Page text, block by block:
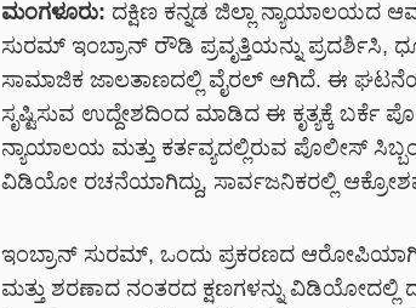
ಮಂಗಳೂರು: ದಕ್ಷಿಣ ಕನ್ನಡ ಜಿಲ್ಲಾ ನ್ಯಾಯಾಲಯದ
ಸುರಮ್ ಇಂಬ್ರಾನ್ ರೌಡಿ ಪ್ರವೃತ್ತಿಯನ್ನು
ಸಾಮಾಜಿಕ ಜಾಲತಾಣದಲ್ಲಿ ವೈರಲ್ ಆಗಿದೆ. ಈ
ಸೃಷ್ಟಿಸುವ ಉದ್ದೇಶದಿಂದ ಮಾಡಿದ ಈ ಕೃತ್ಯಕ್ಕೆ
ನ್ಯಾಯಾಲಯ ಮತ್ತು ಕರ್ತವ್ಯದಲ್ಲಿರುವ ಪೊಲೀಸ್
ವಿಡಿಯೋ ರಚನೆಯಾಗಿದ್ದು, ಸಾರ್ವಜನಿಕರಲ್ಲಿ
ಇಂಬ್ರಾನ್ ಸುರಮ್, ಒಂದು ಪ್ರಕರಣದ
ಮತ್ತು ಶರಣಾದ ನಂತರದ ಕ್ಷಣಗಳನ್ನು